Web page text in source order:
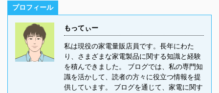
プロフィール
もってぃー
私は現役の家電量販店員です。長年にわた
り、さまざまな家電製品に関する知識と経験
を積んできました。 ブログでは、私の専門知
識を活かして、読者の方々に役立つ情報を提
供しています。 ブログを通じて、家電に関す